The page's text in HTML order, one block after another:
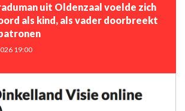
uit Oldenzaal voelde zich
als kind, als vader doorbreekt
19:00